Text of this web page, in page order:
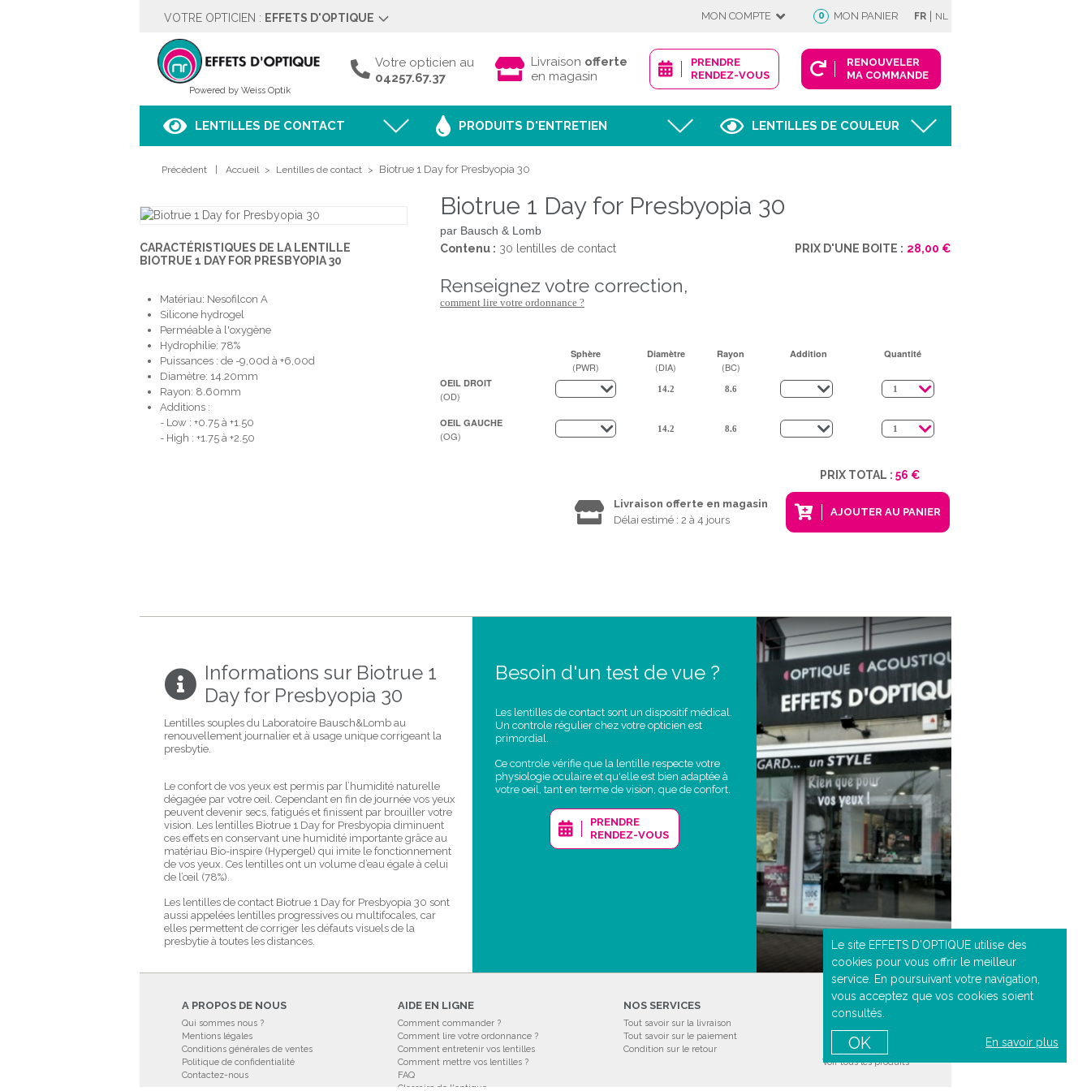
VOTRE OPTICIEN : EFFETS D'OPTIQUE
Rue des Moulins 5
04257.67.37
Voir sur le plan
HORAIRES
Lundi
Fermé
Jeudi
9h00 à 18h00
Samedi
9h00 à 18h00
Dimanche
Fermé
PRENDRE RENDEZ-VOUS
MON COMPTE
Déjà client ?
Afficher
JE M'IDENTIFIE
Nouveau client ?
0 MON PANIER FR | NL
Powered by Weiss Optik
Votre opticien au
04257.67.37
Livraison offerte
en magasin
PRENDRE
RENDEZ-VOUS
RENOUVELER
MA COMMANDE
LENTILLES DE CONTACT PRODUITS D'ENTRETIEN LENTILLES DE COULEUR
Précédent Accueil > Lentilles de contact > Biotrue 1 Day for Presbyopia 30
Biotrue 1 Day for Presbyopia 30
par Bausch & Lomb
Contenu : 30 lentilles de contact PRIX D'UNE BOITE : 28,00 €
renseignez votre correction,
comment lire votre ordonnance ?
Sphère
(PWR)
Diamètre
(DIA)
Rayon
(BC)
Addition Quantité
OEIL DROIT
(OD)
OEIL GAUCHE
(OG)
PRIX TOTAL : 56 €
AJOUTER AU PANIER
Livraison offerte en magasin
Délai estimé : 2 à 4 jours
CARACTÉRISTIQUES DE LA LENTILLE
BIOTRUE 1 DAY FOR PRESBYOPIA 30
Matériau: Nesofilcon A
Silicone hydrogel
Perméable à l'oxygène
Hydrophilie: 78%
Puissances : de -9,00d à +6,00d
Diamètre: 14.20mm
Rayon: 8.60mm
Additions :
- Low : +0.75 à +1.50
- High : +1.75 à +2.50
Informations sur Biotrue 1
Day for Presbyopia 30
Lentilles souples du Laboratoire Bausch&Lomb au
renouvellement journalier et à usage unique corrigeant la
presbytie.
Le confort de vos yeux est permis par l’humidité naturelle
dégagée par votre œil. Cependant en fin de journée vos yeux
peuvent devenir secs, fatigués et finissent par brouiller votre
vision. Les lentilles Biotrue 1 Day for Presbyopia diminuent
ces effets en conservant une humidité importante grâce au
matériau Bio-inspire (Hypergel) qui imite le fonctionnement
de vos yeux. Ces lentilles ont un volume d’eau égale à celui
de l’œil (78%).
Les lentilles de contact Biotrue 1 Day for Presbyopia 30 sont
aussi appelées lentilles progressives ou multifocales, car
elles permettent de corriger les défauts visuels de la
presbytie à toutes les distances.
Besoin d'un test de vue ?
Les lentilles de contact sont un dispositif médical.
Un controle régulier chez votre opticien est
primordial.
Ce controle vérifie que la lentille respecte votre
physiologie oculaire et qu'elle est bien adaptée à
votre oeil, tant en terme de vision, que de confort.
PRENDRE
RENDEZ-VOUS
A PROPOS DE NOUS
Qui sommes nous ?
Mentions légales
Conditions générales de ventes
Politique de confidentialité
Contactez-nous
AIDE EN LIGNE
Comment commander ?
Comment lire votre ordonnance ?
Comment entretenir vos lentilles
Comment mettre vos lentilles ?
FAQ
Glossaire de l'optique
NOS SERVICES
Tout savoir sur la livraison
Tout savoir sur le paiement
Condition sur le retour
NOS PRODUITS
Lentilles de couleur
Produits d'entretien
Voir tous les produits
Le site EFFETS D'OPTIQUE utilise des
cookies pour vous offrir le meilleur
service. En poursuivant votre navigation,
vous acceptez que vos cookies soient
consultés.
En savoir plus
OK